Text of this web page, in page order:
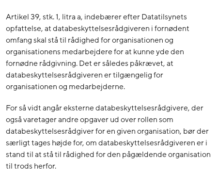
Artikel 39, stk. 1, litra a, indebærer efter Datatilsynets
opfattelse, at databeskyttelsesrådgiveren i fornødent
omfang skal stå til rådighed for organisationen og
organisationens medarbejdere for at kunne yde den
fornødne rådgivning. Det er således påkrævet, at
databeskyttelsesrådgiveren er tilgængelig for
organisationen og medarbejderne.
For så vidt angår eksterne databeskyttelsesrådgivere, der
også varetager andre opgaver ud over rollen som
databeskyttelsesrådgiver for en given organisation, bør der
særligt tages højde for, om databeskyttelsesrådgiveren er i
stand til at stå til rådighed for den pågældende organisation
til trods herfor.